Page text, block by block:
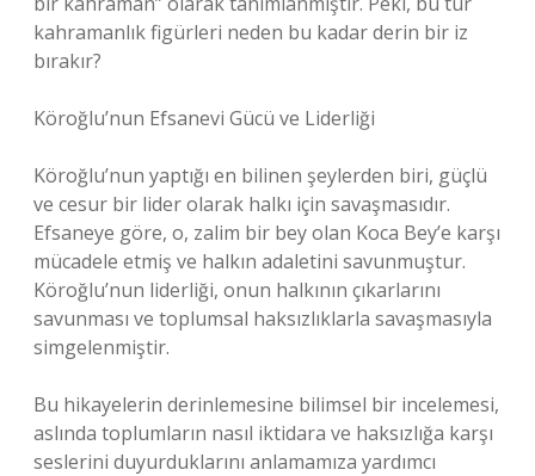
kahramanlık figürleri neden bu kadar derin bir iz
bırakır?
Köroğlu’nun Efsanevi Gücü ve Liderliği
Köroğlu’nun yaptığı en bilinen şeylerden biri, güçlü
ve cesur bir lider olarak halkı için savaşmasıdır.
Efsaneye göre, o, zalim bir bey olan Koca Bey’e karşı
mücadele etmiş ve halkın adaletini savunmuştur.
Köroğlu’nun liderliği, onun halkının çıkarlarını
savunması ve toplumsal haksızlıklarla savaşmasıyla
simgelenmiştir.
Bu hikayelerin derinlemesine bilimsel bir incelemesi,
aslında toplumların nasıl iktidara ve haksızlığa karşı
seslerini duyurduklarını anlamamıza yardımcı